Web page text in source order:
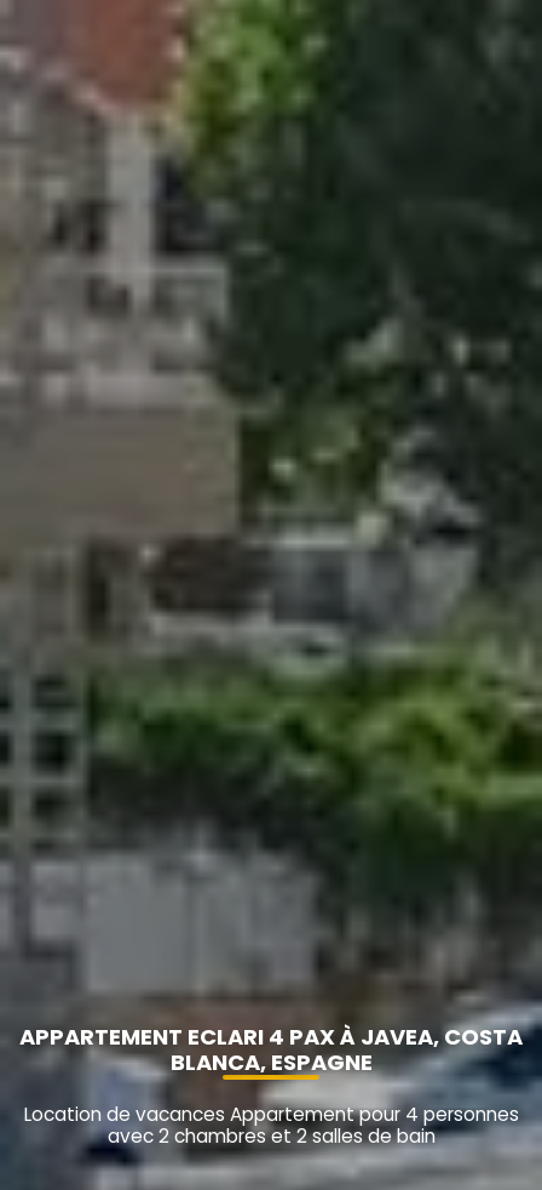
APPARTEMENT ECLARI 4 PAX À JAVEA, COSTA
BLANCA, ESPAGNE
Location de vacances Appartement pour 4 personnes
avec 2 chambres et 2 salles de bain